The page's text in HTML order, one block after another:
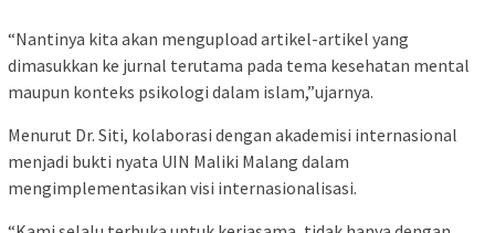
“Nantinya kita akan mengupload artikel-artikel yang
dimasukkan ke jurnal terutama pada tema kesehatan mental
maupun konteks psikologi dalam islam,”ujarnya.
Menurut Dr. Siti, kolaborasi dengan akademisi internasional
menjadi bukti nyata UIN Maliki Malang dalam
mengimplementasikan visi internasionalisasi.